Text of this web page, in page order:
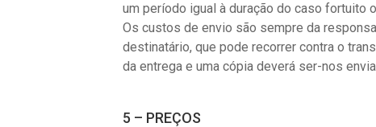
um período igual à duração do caso fortuito
Os custos de envio são sempre da
destinatário, que pode recorrer contra o
da entrega e uma cópia deverá ser-nos
5 – PREÇOS